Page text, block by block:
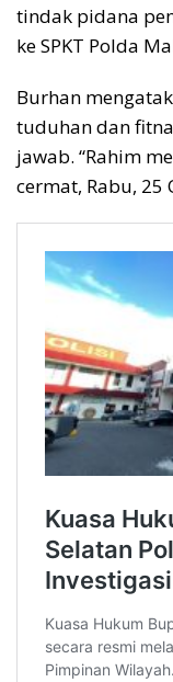
tindak pidana
ke SPKT Polda
Burhan
tuduhan dan
jawab. “Rahim
cermat, Rabu, 25